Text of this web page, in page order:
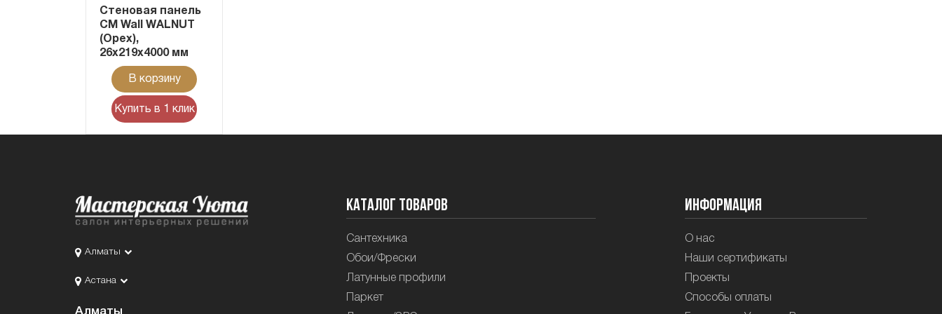
Стеновая панель
CM Wall WALNUT
(Орех),
26x219x4000 мм
В корзину
Купить в 1 клик
Алматы
Астана
Алматы
Каталог товаров
Сантехника
Обои/Фрески
Латунные профили
Паркет
Информация
О нас
Наши сертификаты
Проекты
Способы оплаты